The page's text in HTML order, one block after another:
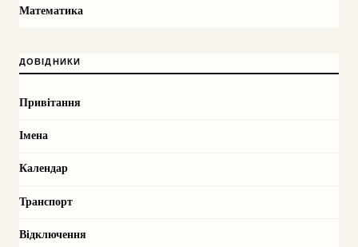
Математика
ДОВІДНИКИ
Привітання
Імена
Календар
Транспорт
Відключення